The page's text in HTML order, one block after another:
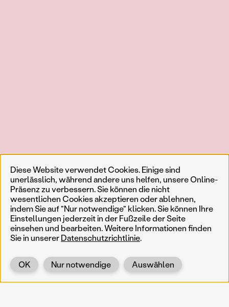
Diese Website verwendet Cookies. Einige sind
unerlässlich, während andere uns helfen, unsere Online-
Präsenz zu verbessern. Sie können die nicht
wesentlichen Cookies akzeptieren oder ablehnen,
indem Sie auf "Nur notwendige" klicken. Sie können Ihre
Einstellungen jederzeit in der Fußzeile der Seite
einsehen und bearbeiten. Weitere Informationen finden
Sie in unsererDatenschutzrichtlinie.
Auswählen
Nur notwendige
OK